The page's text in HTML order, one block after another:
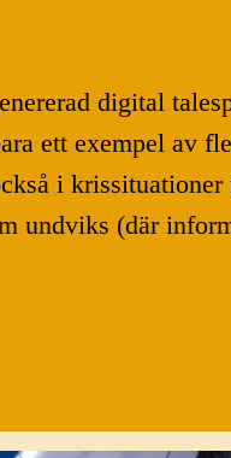
digital
ett exempel av
i
undviks (där